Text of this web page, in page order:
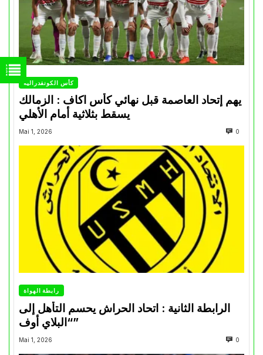
كأس الكونفدرالية
يهم إتحاد العاصمة قبل نهائي كأس اكاف : الزمالك
Mai 1, 2026 0
رابطة الهواة
الرابطة الثانية : اتحاد الحراش يحسم التأهل إلى
“البلاي أوف”
Mai 1, 2026 0